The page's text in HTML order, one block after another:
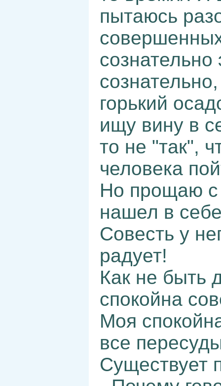
пытаюсь
горький
ищу вину в
то не "так",
человека
Но прощаю с
нашел в
Совесть у
радует!
Как не быть
спокойна
Моя
все
Существует